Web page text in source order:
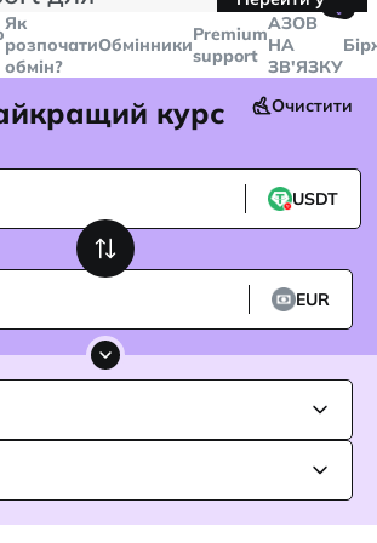
Telegram
Як
розпочати
обмін?
ОбмінникиPremium
support
🤙
AЗОВ
НА
ЗВ'ЯЗКУ
курс Очистити
USDT
EUR